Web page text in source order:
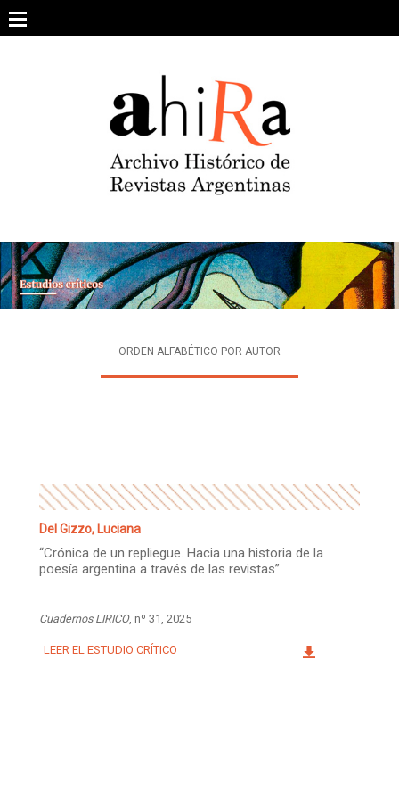
content
ARCHIVO DE REVISTAS
ESTUDIOS CRÍTICOS
INTEGRANTES
ORDEN ALFABÉTICO POR AUTOR
Del Gizzo, Luciana
“Crónica de un repliegue. Hacia una historia de la
poesía argentina a través de las revistas”
Cuadernos LIRICO, nº 31, 2025
LEER EL ESTUDIO CRÍTICO